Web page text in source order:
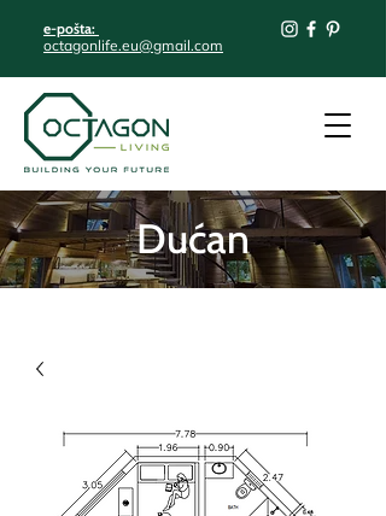
e-pošta:
octagonlife.eu@gmail.com
Dućan